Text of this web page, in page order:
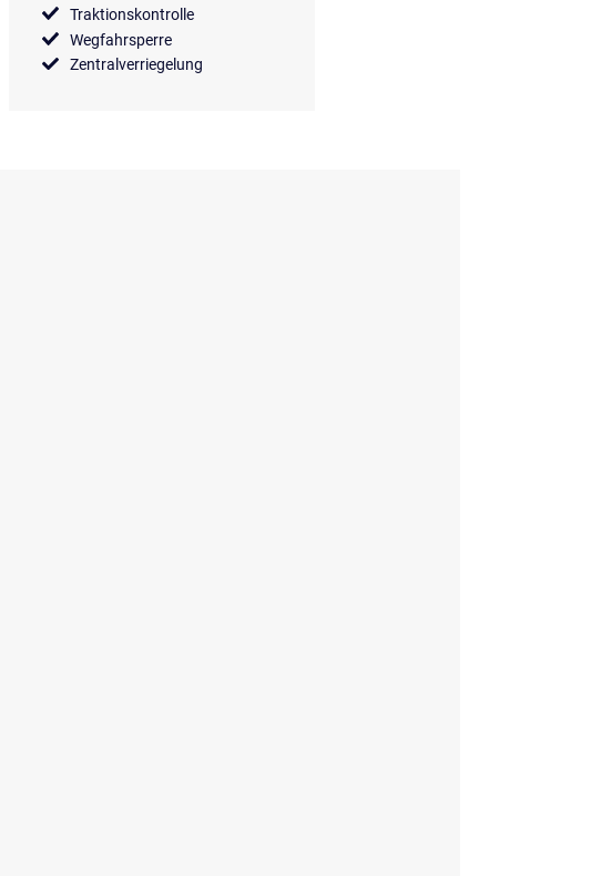
Traktionskontrolle
Wegfahrsperre
Zentralverriegelung